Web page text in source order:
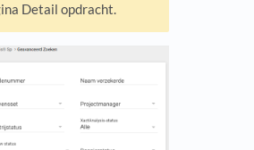
Detail opdracht.